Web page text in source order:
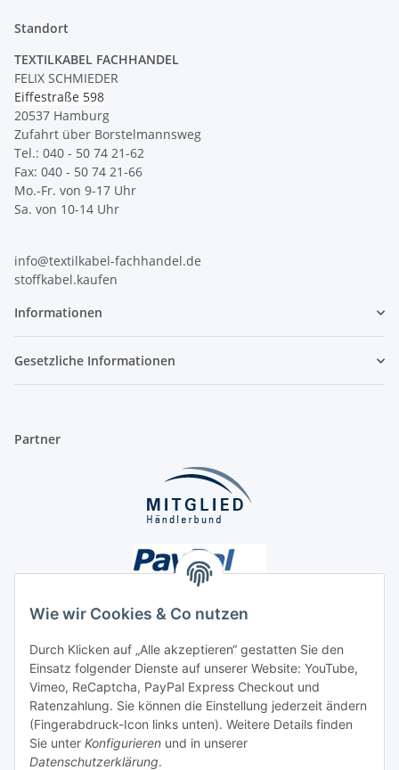
Wie wir Cookies & Co nutzen
Durch Klicken auf „Alle akzeptieren“ gestatten Sie den
Einsatz folgender Dienste auf unserer Website: YouTube,
Vimeo, ReCaptcha, PayPal Express Checkout und
Ratenzahlung. Sie können die Einstellung jederzeit ändern
(Fingerabdruck-Icon links unten). Weitere Details finden
Sie unter Konfigurieren und in unserer
Datenschutzerklärung.
Standort
TEXTILKABEL FACHHANDEL
FELIX SCHMIEDER
Eiffestraße 598
20537 Hamburg
Zufahrt über Borstelmannsweg
Tel.: 040 - 50 74 21-62
Fax: 040 - 50 74 21-66
Mo.-Fr. von 9-17 Uhr
Sa. von 10-14 Uhr
info@textilkabel-fachhandel.de
stoffkabel.kaufen
Informationen
Gesetzliche Informationen
Partner
Unsere Seiten
Social Media